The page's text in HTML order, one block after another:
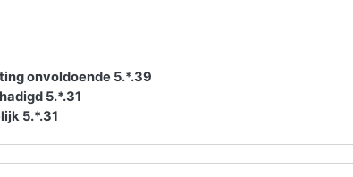
onvoldoende 5.*.39
5.*.31
5.*.31